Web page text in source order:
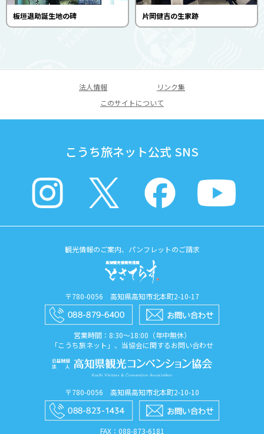
板垣退助誕生地の碑 片岡健吉の生家跡
法人情報
リンク集
このサイトについて
こうち旅ネット公式 SNS
観光情報のご案内、パンフレットのご請求
〒780-0056 高知県高知市北本町2-10-17
営業時間：8:30〜18:00（年中無休）
「こうち旅ネット」、当協会に関するお問い合わせ
〒780-0056 高知県高知市北本町2-10-10
FAX：088​-873​-6181